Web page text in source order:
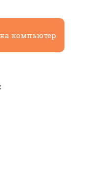
компьютер